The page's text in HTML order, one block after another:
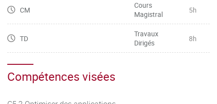
CM
Cours
Magistral
5h
TD
Travaux
Dirigés
8h
Compétences visées